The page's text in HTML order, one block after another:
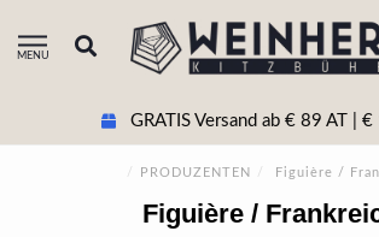
MENU
GRATIS Versand ab € 89 AT |
/ PRODUZENTEN / Figuière /
Figuière /